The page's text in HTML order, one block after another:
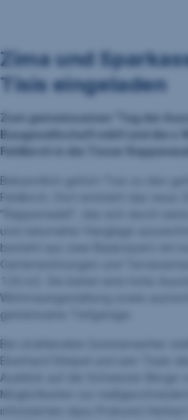
Zima und
Tisis eingeladen
Zum gemeinsamen "Tag der
Baugesellschaft mbH und die s
Feldkirch in die Tisner
Bekanntlich gehört Tisis zu den
Feldkirch. Dort entsteht das neue
"Rappenwald", das sich durch
und naturnaher Hanglage
besteht aus zwei Baukörpern mit
Gartenwohnungen und
Wohnraumgestaltung sowie
gemeinsame Tiefgarage.
Bei strahlendem Sommerwetter
Eberhard Stimpel und sein Team
Ausblick auf die Schweizer Berge
Möglichkeiten zur
informierten dazu Prokurist